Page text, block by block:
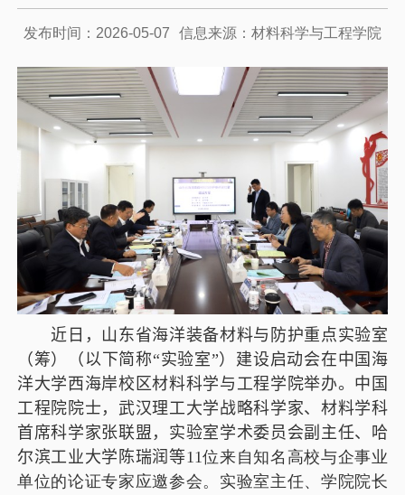
发布时间：2026-05-07 信息来源：材料科学与工程学院
近日 ， 山东省海洋装备材料与防护重点实验室
（筹）（以下简称“实验室”）建设启动会在中国海
洋大学西海岸校区材料科学与工程学院举办。中国
工程院院士，武汉理工大学战略科学家、材料学科
首席科学家张联盟，实验室学术委员会副主任、哈
尔滨工业大学陈瑞润等11位来自知名高校与企事业
单位的论证专家应邀参会。实验室主任、学院院长